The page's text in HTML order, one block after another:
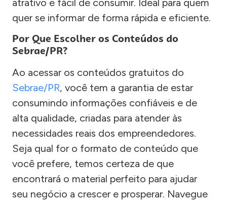
quer se informar de forma rápida e eficiente.
Por Que Escolher os Conteúdos do
Sebrae/PR?
Ao acessar os conteúdos gratuitos do
Sebrae/PR, você tem a garantia de estar
consumindo informações confiáveis e de
alta qualidade, criadas para atender às
necessidades reais dos empreendedores.
Seja qual for o formato de conteúdo que
você prefere, temos certeza de que
encontrará o material perfeito para ajudar
seu negócio a crescer e prosperar. Navegue